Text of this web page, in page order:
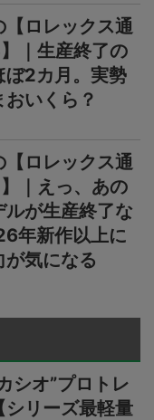
【ロレックス通
｜生産終了の
ぼ2カ月。実勢
いくら？
【ロレックス通
｜えっ、あの
ルが生産終了な
年新作以上に
気になる
シオ”プロトレ
シリーズ最軽量